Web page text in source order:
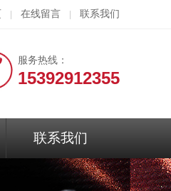
在线留言 联系我们
服务热线：
15392912355
联系我们